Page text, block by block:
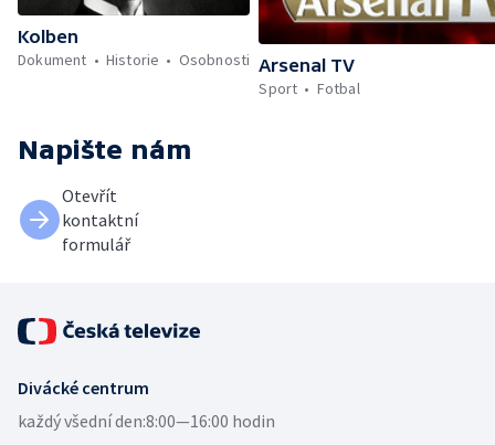
Kolben
Dokument
Historie Osobnosti Arsenal TV
Sport
Fotbal
Napište nám
Otevřít
kontaktní
formulář
Divácké centrum
každý všední den:8:00—16:00 hodin